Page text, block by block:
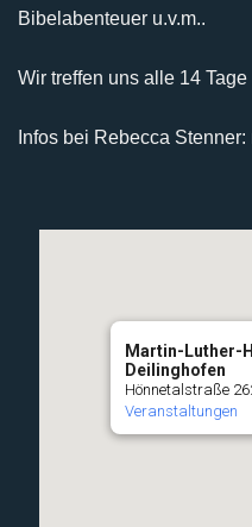
Bibelabenteuer u.v.m..
Wir treffen uns alle 14
Infos bei Rebecca
Martin-Luther-
Deilinghofen
Hönnetalstraße
Veranstaltungen